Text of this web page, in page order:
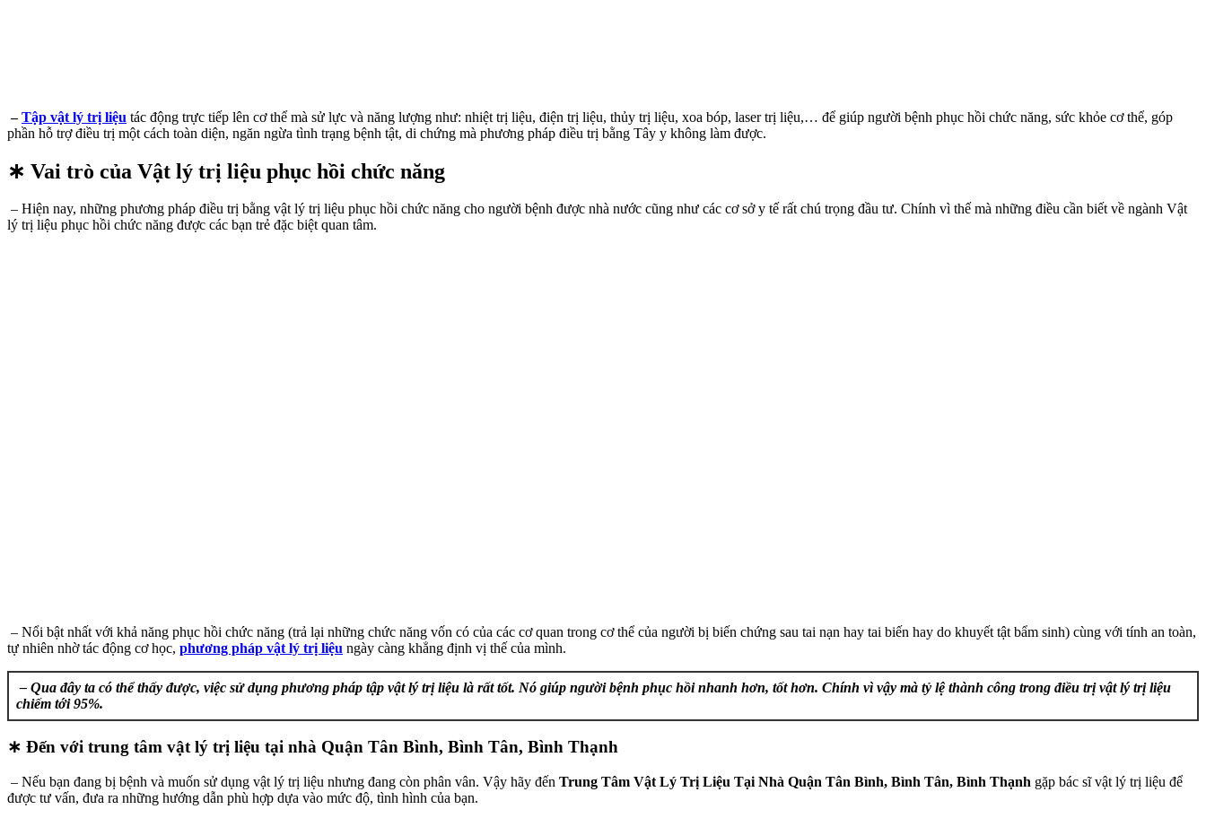
–Tập vật lý trị liệu tác động trực tiếp lên cơ thể mà sử lực và năng lượng như: nhiệt trị liệu, điện trị liệu, thủy trị liệu, xoa bóp, laser trị liệu,… để giúp người bệnh phục hồi chức năng, sức khỏe cơ thể, góp
phần hỗ trợ điều trị một cách toàn diện, ngăn ngừa tình trạng bệnh tật, di chứng mà phương pháp điều trị bằng Tây y không làm được.
∗ Vai trò của Vật lý trị liệu phục hồi chức năng
– Hiện nay, những phương pháp điều trị bằng vật lý trị liệu phục hồi chức năng cho người bệnh được nhà nước cũng như các cơ sở y tế rất chú trọng đầu tư. Chính vì thế mà những điều cần biết về ngành Vật
lý trị liệu phục hồi chức năng được các bạn trẻ đặc biệt quan tâm.
– Nổi bật nhất với khả năng phục hồi chức năng (trả lại những chức năng vốn có của các cơ quan trong cơ thể của người bị biến chứng sau tai nạn hay tai biến hay do khuyết tật bẩm sinh) cùng với tính an toàn,
tự nhiên nhờ tác động cơ học, phương pháp vật lý trị liệu ngày càng khẳng định vị thế của mình.
– Qua đây ta có thể thấy được, việc sử dụng phương pháp tập vật lý trị liệu là rất tốt. Nó giúp người bệnh phục hồi nhanh hơn, tốt hơn. Chính vì vậy mà tỷ lệ thành công trong điều trị vật lý trị liệu
chiếm tới 95%.
∗ Đến với trung tâm vật lý trị liệu tại nhà Quận Tân Bình, Bình Tân, Bình Thạnh
– Nếu bạn đang bị bệnh và muốn sử dụng vật lý trị liệu nhưng đang còn phân vân. Vậy hãy đến Trung Tâm Vật Lý Trị Liệu Tại Nhà Quận Tân Bình, Bình Tân, Bình Thạnh gặp bác sĩ vật lý trị liệu để
được tư vấn, đưa ra những hướng dẫn phù hợp dựa vào mức độ, tình hình của bạn.